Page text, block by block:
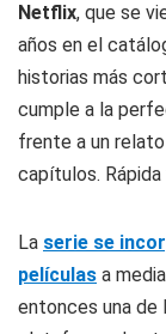
Netflix, que se
años en el
historias más
cumple a la
frente a un
capítulos. Rápida
La serie se
películas a
entonces una de